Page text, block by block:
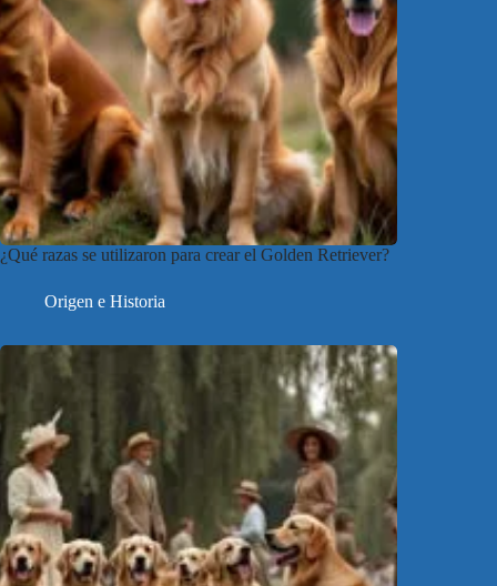
¿Qué razas se utilizaron para crear el Golden Retriever?
Origen e Historia